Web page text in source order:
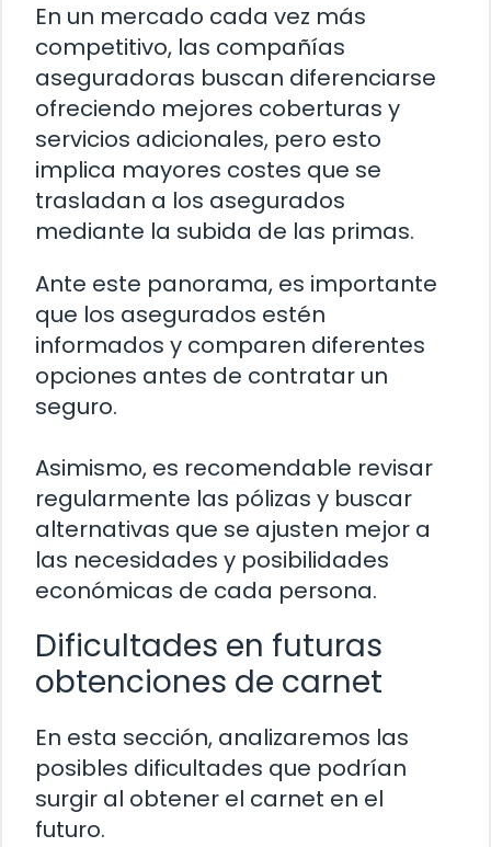
En un mercado cada vez más
competitivo, las compañías
aseguradoras buscan diferenciarse
ofreciendo mejores coberturas y
servicios adicionales, pero esto
implica mayores costes que se
trasladan a los asegurados
mediante la subida de las primas.
Ante este panorama, es importante
que los asegurados estén
informados y comparen diferentes
opciones antes de contratar un
seguro.
Asimismo, es recomendable revisar
regularmente las pólizas y buscar
alternativas que se ajusten mejor a
las necesidades y posibilidades
económicas de cada persona.
Dificultades en futuras
obtenciones de carnet
En esta sección, analizaremos las
posibles dificultades que podrían
surgir al obtener el carnet en el
futuro.